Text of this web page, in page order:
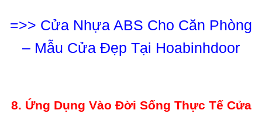
=>> Cửa Nhựa ABS Cho Căn Phòng
– Mẫu Cửa Đẹp Tại Hoabinhdoor
8. Ứng Dụng Vào Đời Sống Thực Tế Cửa